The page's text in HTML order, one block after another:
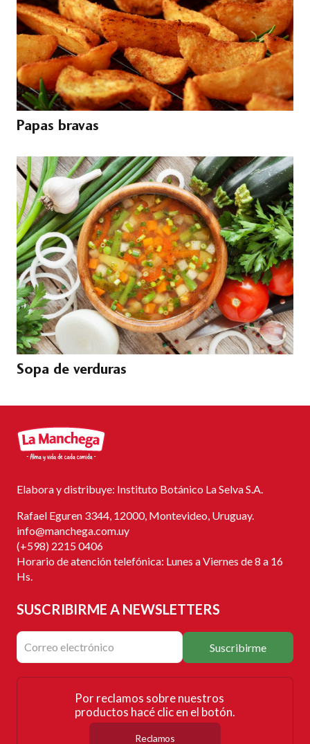
Papas bravas
Sopa de verduras
Elabora y distribuye: Instituto Botánico La Selva S.A.
Rafael Eguren 3344, 12000, Montevideo, Uruguay.
info@manchega.com.uy
(+598) 2215 0406
Horario de atención telefónica: Lunes a Viernes de 8 a 16
Hs.
SUSCRIBIRME A NEWSLETTERS
Suscribirme
Por reclamos sobre nuestros
productos hacé clic en el botón.
Reclamos